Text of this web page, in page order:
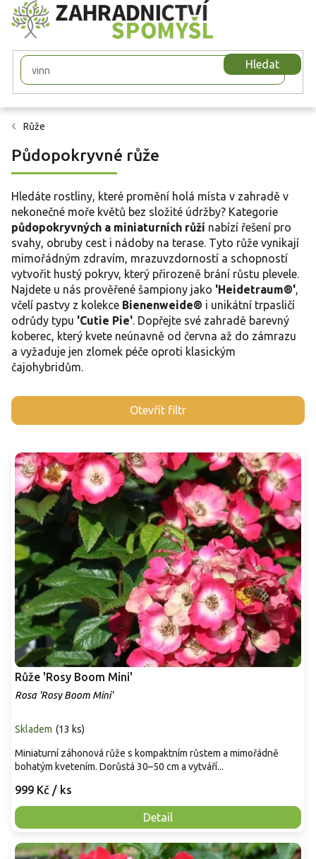
Přejít
na
obsah
Hledat
Růže
Půdopokryvné růže
Hledáte rostliny, které promění holá místa v zahradě v
nekonečné moře květů bez složité údržby? Kategorie
půdopokryvných a miniaturních růží nabízí řešení pro
svahy, obruby cest i nádoby na terase. Tyto růže vynikají
mimořádným zdravím, mrazuvzdorností a schopností
vytvořit hustý pokryv, který přirozeně brání růstu plevele.
Najdete u nás prověřené šampiony jako 'Heidetraum®'
včelí pastvy z kolekce Bienenweide® i unikátní trpasličí
odrůdy typu 'Cutie Pie' . Dopřejte své zahradě barevný
koberec, který kvete neúnavně od června až do zámrazu
a vyžaduje jen zlomek péče oproti klasickým
čajohybridům.
Otevřít filtr
V
ý
s
p
r
o
d
u
k
t
ů
Růže 'Rosy Boom Mini'
Rosa 'Rosy Boom Mini'
Skladem (13 ks)
999 Kč / ks
Detail
Miniaturní záhonová růže s kompaktním růstem a mimořádně
bohatým kvetením. Dorůstá 30–50 cm a vytváří...